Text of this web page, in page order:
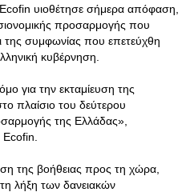
υιοθέτησε σήμερα απόφαση,
προσαρμογής που
της συμφωνίας που επετεύχθη
κυβέρνηση.
για την εκταμίευση της
πλαίσιο του δεύτερου
της Ελλάδας»,
της βοήθειας προς τη χώρα,
λήξη των δανειακών